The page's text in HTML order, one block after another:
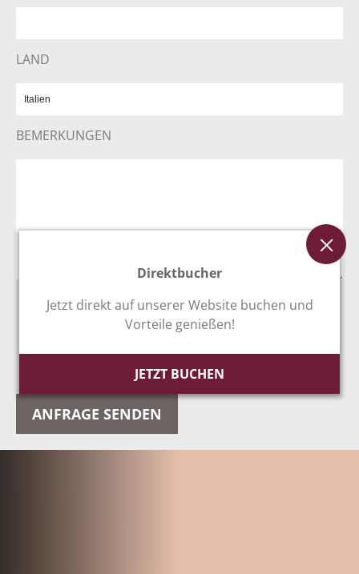
LAND
BEMERKUNGEN
JA, ICH MÖCHTE PER E-MAIL ODER AUF DEM
POSTWEG ÜBER NEUHEITEN UND ANGEBOTE
Direktbucher
Jetzt direkt auf unserer Website buchen und
Vorteile genießen!
JETZT BUCHEN